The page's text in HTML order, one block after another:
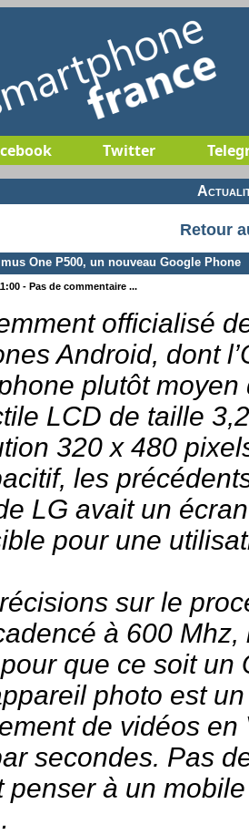
Twitter
Retour
One P500, un nouveau Google Phone
- Pas de commentaire ...
officialisé
Android, dont
plutôt
LCD de taille
320 x 480
les
LG avait un
pour une
sur le
à 600
que ce soit un
photo est
de vidéos en
secondes. Pas
penser à un mobile